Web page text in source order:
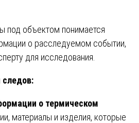
под объектом понимается
о расследуемом событии,
для исследования.
следов:
о термическом
материалы и изделия, которые